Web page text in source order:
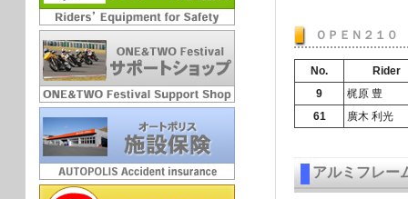
ＯＰＥＮ２１０
No. Rider
9 梶原 豊
61 廣木 利光
アルミフレー